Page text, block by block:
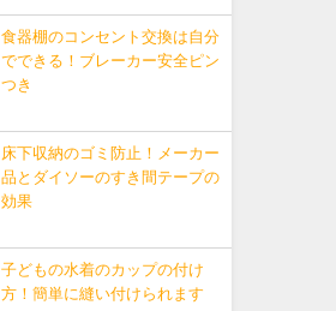
食器棚のコンセント交換は自分
でできる！ブレーカー安全ピン
つき
床下収納のゴミ防止！メーカー
品とダイソーのすき間テープの
効果
子どもの水着のカップの付け
方！簡単に縫い付けられます